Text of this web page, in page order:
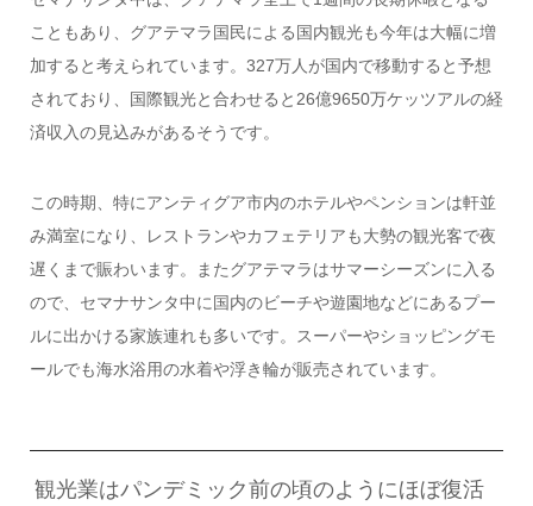
こともあり、グアテマラ国民による国内観光も今年は大幅に増
加すると考えられています。327万人が国内で移動すると予想
されており、国際観光と合わせると26億9650万ケッツアルの経
済収入の見込みがあるそうです。
この時期、特にアンティグア市内のホテルやペンションは軒並
み満室になり、レストランやカフェテリアも大勢の観光客で夜
遅くまで賑わいます。またグアテマラはサマーシーズンに入る
ので、セマナサンタ中に国内のビーチや遊園地などにあるプー
ルに出かける家族連れも多いです。スーパーやショッピングモ
ールでも海水浴用の水着や浮き輪が販売されています。
観光業はパンデミック前の頃のようにほぼ復活